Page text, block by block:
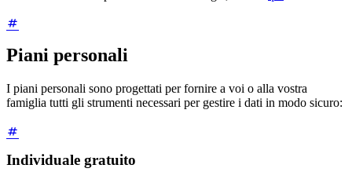
Piani personali
I piani personali sono progettati per fornire a voi o alla vostra
famiglia tutti gli strumenti necessari per gestire i dati in modo sicuro:
Individuale gratuito